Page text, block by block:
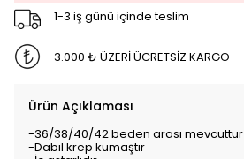
1-3 iş günü içinde teslim
3.000 ₺ ÜZERİ ÜCRETSİZ KARGO
Ürün Açıklaması
-36/38/40/42 beden arası mevcuttur
-Dabıl krep kumaştır